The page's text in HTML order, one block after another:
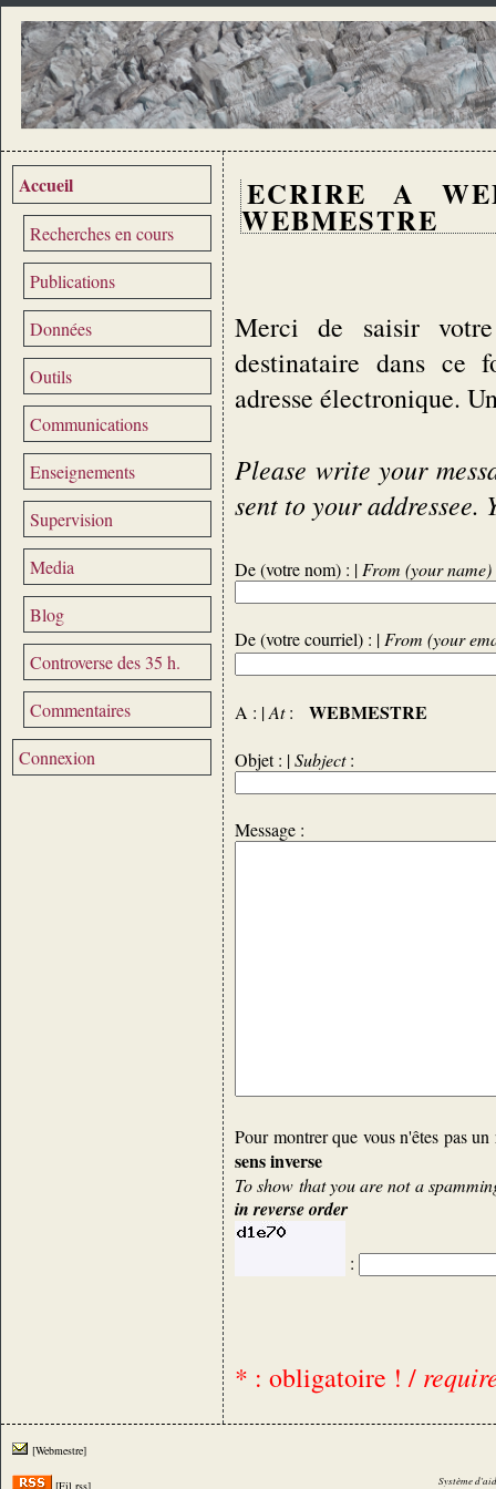
Accueil
Recherches en cours
Publications
Données
Outils
Communications
Enseignements
Supervision
Media
Blog
Controverse des 35 h.
Commentaires
Connexion
ECRIRE A
WEBMESTRE
Merci de saisir
destinataire dans ce
adresse électronique.
Please write your
sent to your addressee.
De (votre nom) : | From (your name)
De (votre courriel) : | From (your
A : |At: WEBMESTRE
Objet : |Subject:
Message :
Pour montrer que vous n'êtes pas
sens inverse
To show that you are not a
in reverse order
:
* : obligatoire ! /
[Webmestre]
[Fil rss] Système